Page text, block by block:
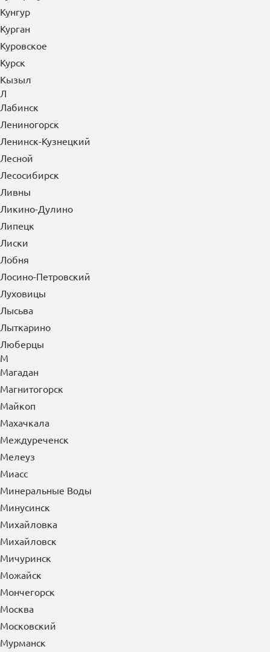
Кунгур
Курган
Куровское
Курск
Кызыл
Л
Лабинск
Лениногорск
Ленинск-Кузнецкий
Лесной
Лесосибирск
Ливны
Ликино-Дулино
Липецк
Лиски
Лобня
Лосино-Петровский
Луховицы
Лысьва
Лыткарино
Люберцы
М
Магадан
Магнитогорск
Майкоп
Махачкала
Междуреченск
Мелеуз
Миасс
Минеральные Воды
Минусинск
Михайловка
Михайловск
Мичуринск
Можайск
Мончегорск
Москва
Московский
Мурманск